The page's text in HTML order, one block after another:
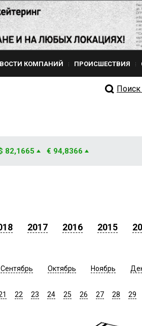
КОМПАНИЙ ПРОИСШЕСТВИЯ
Поиск
82,1665 € 94,8366
2017 2016 2015
Сентябрь Октябрь Ноябрь
22 23 24 25 26 27 28 29